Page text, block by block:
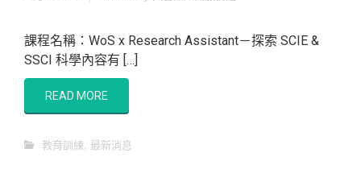
課程名稱：WoS x Research Assistant－探索 SCIE &
SSCI 科學內容有 […]
READ MORE
教育訓練, 最新消息